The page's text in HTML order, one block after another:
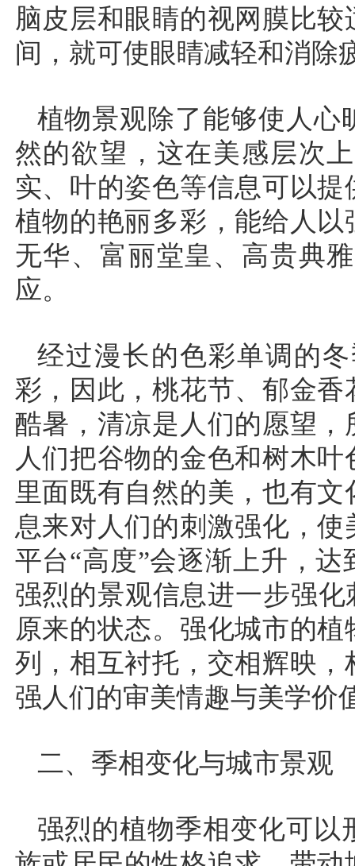
脑皮层和眼睛的视网膜比
间，就可使眼睛减轻和消除
植物景观除了能够使人心
然的欲望，这在美感层次
实、叶的姿色等信息可以
植物的艳丽多彩，能给人
无华、富丽堂皇、高贵典
应。
经过漫长的色彩单调的
彩，因此，桃花节、郁金
酷暑，清凉是人们的愿望
人们把谷物的金色和树木
里面既有自然的美，也有
息来对人们的刺激强化，
平台“高度”会逐渐上升，
强烈的景观信息进一步强
原来的状态。强化城市的
列，相互衬托，交相辉映
强人们的审美情趣与美学价
二、季相变化与城市景观
强烈的植物季相变化可以